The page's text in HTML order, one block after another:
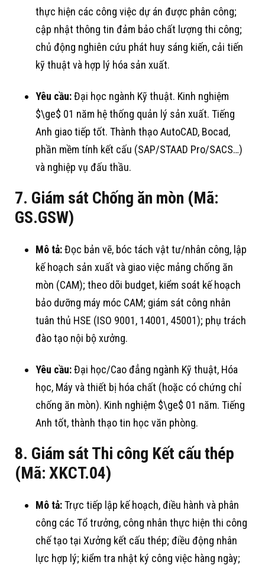
thực hiện các công việc dự án được phân công;
cập nhật thông tin đảm bảo chất lượng thi công;
chủ động nghiên cứu phát huy sáng kiến, cải tiến
kỹ thuật và hợp lý hóa sản xuất.
Yêu cầu:Đại học ngành Kỹ thuật. Kinh nghiệm
$\ge$ 01 năm hệ thống quản lý sản xuất. Tiếng
Anh giao tiếp tốt. Thành thạo AutoCAD, Bocad,
phần mềm tính kết cấu (SAP/STAAD Pro/SACS…)
và nghiệp vụ đấu thầu.
7. Giám sát Chống ăn mòn (Mã:
GS.GSW)
Mô tả:Đọc bản vẽ, bóc tách vật tư/nhân công, lập
kế hoạch sản xuất và giao việc mảng chống ăn
mòn (CAM); theo dõi budget, kiểm soát kế hoạch
bảo dưỡng máy móc CAM; giám sát công nhân
tuân thủ HSE (ISO 9001, 14001, 45001); phụ trách
đào tạo nội bộ xưởng.
Yêu cầu:Đại học/Cao đẳng ngành Kỹ thuật, Hóa
học, Máy và thiết bị hóa chất (hoặc có chứng chỉ
chống ăn mòn). Kinh nghiệm $\ge$ 01 năm. Tiếng
Anh tốt, thành thạo tin học văn phòng.
8. Giám sát Thi công Kết cấu thép
(Mã: XKCT.04)
Mô tả:Trực tiếp lập kế hoạch, điều hành và phân
công các Tổ trưởng, công nhân thực hiện thi công
chế tạo tại Xưởng kết cấu thép; điều động nhân
lực hợp lý; kiểm tra nhật ký công việc hàng ngày;